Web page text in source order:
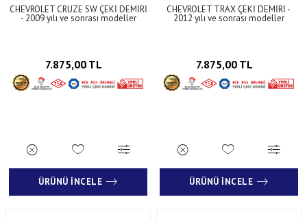
CHEVROLET CRUZE SW ÇEKİ DEMİRİ
- 2009 yılı ve sonrası modeller
7.875,00 TL
ÜRÜNÜ İNCELE
CHEVROLET TRAX ÇEKİ DEMİRİ -
2012 yılı ve sonrası modeller
7.875,00 TL
ÜRÜNÜ İNCELE